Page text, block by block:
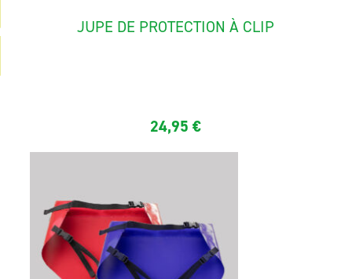
JUPE DE PROTECTION À CLIP
24,95€